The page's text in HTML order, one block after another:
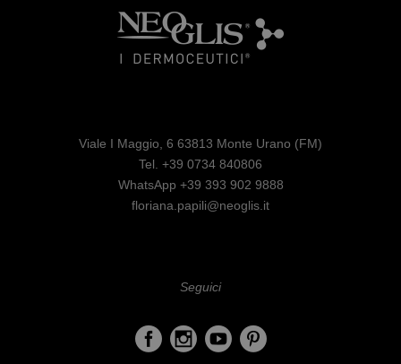
Viale I Maggio, 6 63813 Monte Urano (FM)
Tel. +39 0734 840806
WhatsApp +39 393 902 9888
floriana.papili@neoglis.it
Seguici